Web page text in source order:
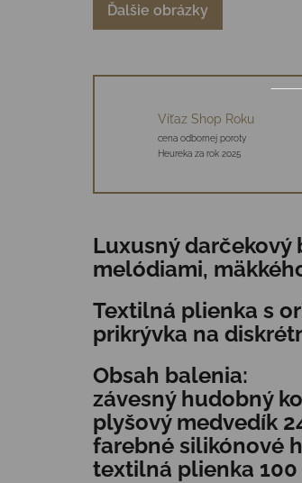
Ďalšie obrázky
Víťaz Shop Roku
cena odbornej poroty
Heureka za rok 2025
Luxusný
melódiami,
Textilná plienka s
prikrývka na
Obsah balenia:
závesný hudobný
plyšový medvedík
farebné silikónové
textilná plienka 100